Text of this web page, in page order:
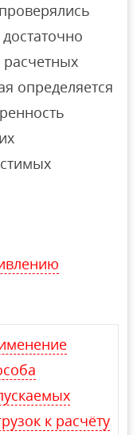
расчетных
определяется
к расчёту